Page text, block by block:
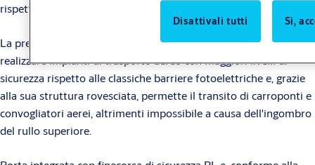
rispetto alle tradizionali serrande.
La presenza di una barriera fisica avvolgibile consente di
realizzare impianti di trasporto aereo con maggiori livelli di
sicurezza rispetto alle classiche barriere fotoelettriche e, grazie
alla sua struttura rovesciata, permette il transito di carroponti e
convogliatori aerei, altrimenti impossibile a causa dell'ingombro
del rullo superiore.
Disattivali tutti Sì,